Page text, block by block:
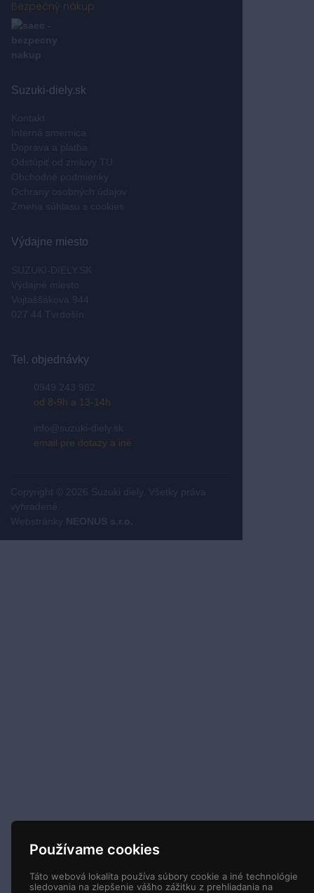
Používame cookies
Táto webová lokalita používa súbory cookie a iné technológie
sledovania na zlepšenie vášho zážitku z prehliadania na
Bezpečný nákup
Suzuki-diely.sk
Výdajne miesto
Tel. objednávky
od 8-9h a 13-14h
email pre dotazy a iné